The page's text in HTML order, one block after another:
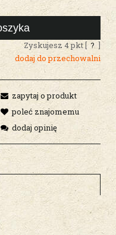
Zyskujesz 4pkt [ ? ]
dodaj do przechowalni
zapytaj o produkt
poleć znajomemu
dodaj opinię
kosztów